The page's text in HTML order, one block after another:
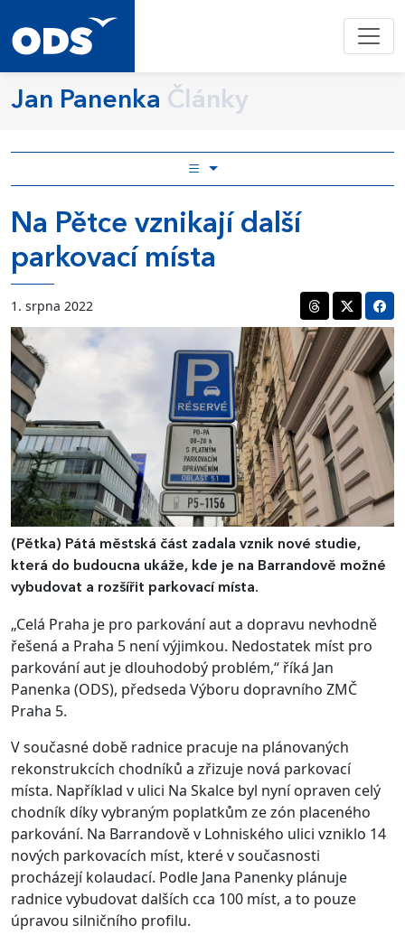
Jan Panenka Články
Na Pětce vznikají další
parkovací místa
1. srpna 2022
(Pětka) Pátá městská část zadala vznik nové studie,
která do budoucna ukáže, kde je na Barrandově možné
vybudovat a rozšířit parkovací místa.
„Celá Praha je pro parkování aut a dopravu nevhodně
řešená a Praha 5 není výjimkou. Nedostatek míst pro
parkování aut je dlouhodobý problém,“ říká Jan
Panenka (ODS), předseda Výboru dopravního ZMČ
Praha 5.
V současné době radnice pracuje na plánovaných
rekonstrukcích chodníků a zřizuje nová parkovací
místa. Například v ulici Na Skalce byl nyní opraven celý
chodník díky vybraným poplatkům ze zón placeného
parkování. Na Barrandově v Lohniského ulici vzniklo 14
nových parkovacích míst, které v současnosti
procházejí kolaudací. Podle Jana Panenky plánuje
radnice vybudovat dalších cca 100 míst, a to pouze
úpravou silničního profilu.